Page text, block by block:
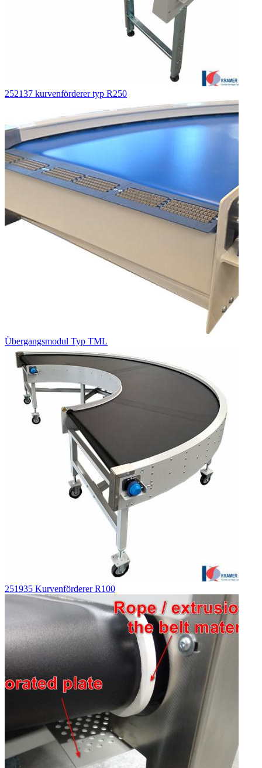
252137 kurvenförderer typ R250
Übergangsmodul Typ TML
251935 Kurvenförderer R100